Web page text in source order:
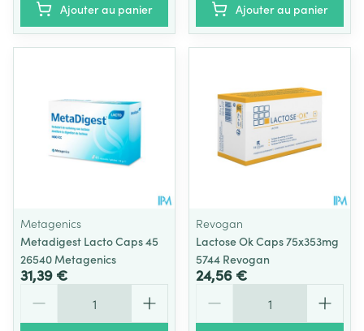
Ajouter au panier Ajouter au panier
Metagenics
Metadigest Lacto Caps 45
26540 Metagenics
31,39 €
Revogan
Lactose Ok Caps 75x353mg
5744 Revogan
24,56 €